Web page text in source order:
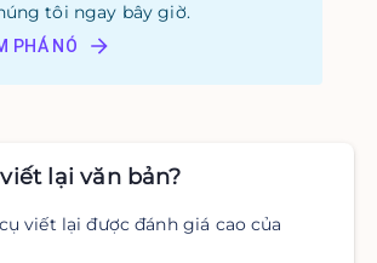
tôi ngay bây giờ.
PHÁ NÓ
lại văn bản?
viết lại được đánh giá cao của